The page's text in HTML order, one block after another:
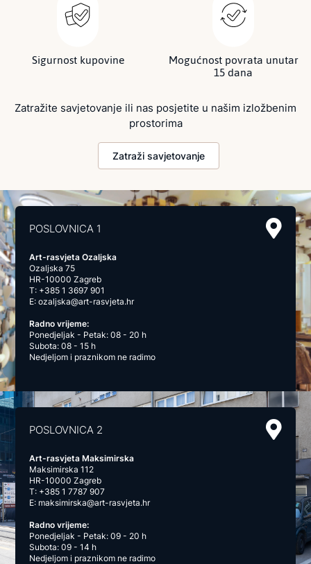
Sigurnost kupovine Mogućnost povrata unutar
15 dana
Zatražite savjetovanje ili nas posjetite u našim izložbenim
prostorima
Zatraži savjetovanje
POSLOVNICA 1
Art-rasvjeta Ozaljska
Ozaljska 75
HR-10000 Zagreb
T: +385 1 3697 901
E:ozaljska@art-rasvjeta.hr
Radno vrijeme:
Ponedjeljak - Petak: 08 - 20 h
Subota: 08 - 15 h
Nedjeljom i praznikom ne radimo
POSLOVNICA 2
Art-rasvjeta Maksimirska
Maksimirska 112
HR-10000 Zagreb
T: +385 1 7787 907
E: maksimirska@art-rasvjeta.hr
Radno vrijeme:
Ponedjeljak - Petak: 09 - 20 h
Subota: 09 - 14 h
Nedjeljom i praznikom ne radimo